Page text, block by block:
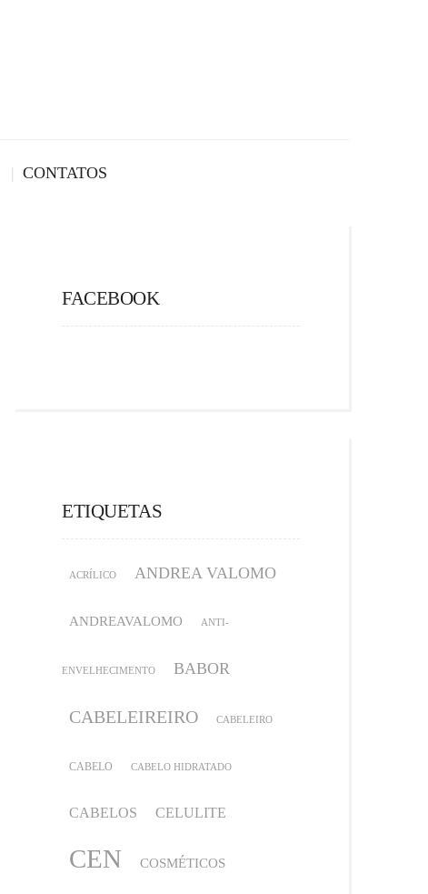
CONTATOS
FACEBOOK
ETIQUETAS
ACRÍLICO ANDREA VALOMO
ANDREAVALOMO ANTI-
ENVELHECIMENTO BABOR
CABELEIREIRO CABELEIRO
CABELO CABELO HIDRATADO
CABELOS CELULITE
CEN COSMÉTICOS